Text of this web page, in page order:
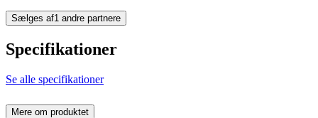
Sælges af1 andre partnere
Specifikationer
Se alle specifikationer
Mere om produktet